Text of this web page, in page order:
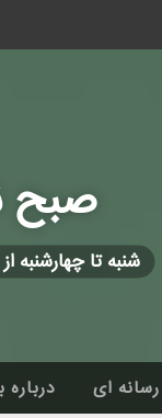
صبح
شنبه تا چهارشنبه از ساعت ۰۶:۰۰
ای درباره